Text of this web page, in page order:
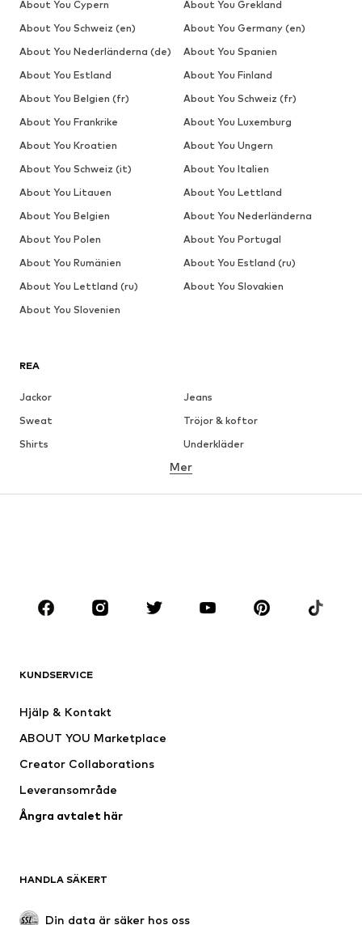
REA
Jackor
Jeans
Sweat
Tröjor & koftor
Shirts
Underkläder
Skjortor
Rockar
Kostymer & kavajer
KLÄDER
Jackor
Badkläder
Tillfällen
Upcycling
Nytt
Boots & stövlar
Mer
KUNDSERVICE
Hjälp & Kontakt
ABOUT YOU Marketplace
Creator Collaborations
Leveransområde
Ångra avtalet här
HANDLA SÄKERT
Din data är säker hos oss
About You Cypern
About You Grekland
About You Schweiz (en)
About You Germany (en)
About You Nederländerna (de)
About You Spanien
About You Estland
About You Finland
About You Belgien (fr)
About You Schweiz (fr)
About You Frankrike
About You Luxemburg
About You Kroatien
About You Ungern
About You Schweiz (it)
About You Italien
About You Litauen
About You Lettland
About You Belgien
About You Nederländerna
About You Polen
About You Portugal
About You Rumänien
About You Estland (ru)
About You Lettland (ru)
About You Slovakien
About You Slovenien